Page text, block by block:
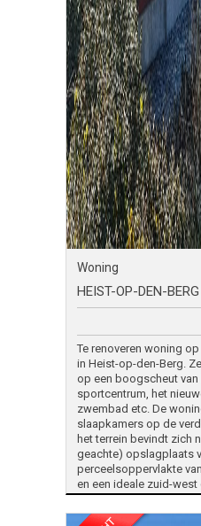
Woning
HEIST-OP-DEN-BERG
Te renoveren woning
in Heist-op-den-Berg.
op een boogscheut van
sportcentrum, het
zwembad etc. De
slaapkamers op de
het terrein bevindt zich
geachte) opslagplaats
perceelsoppervlakte
en een ideale zuid-west